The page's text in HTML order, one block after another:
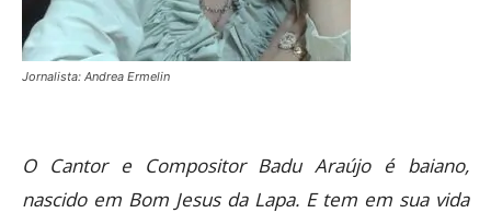
Jornalista: Andrea Ermelin
O Cantor e Compositor Badu Araújo é baiano,
nascido em Bom Jesus da Lapa. E tem em sua vida